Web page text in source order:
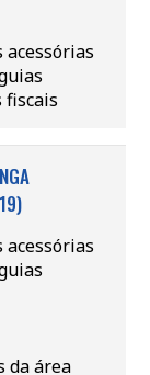
acessórias
fiscais
acessórias
da área